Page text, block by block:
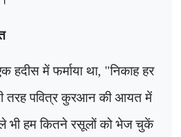
हदीस में फर्माया था, "निकाह हर
तरह पवित्र कुरआन की आयत में
भी हम कितने रसूलों को भेज चुकें